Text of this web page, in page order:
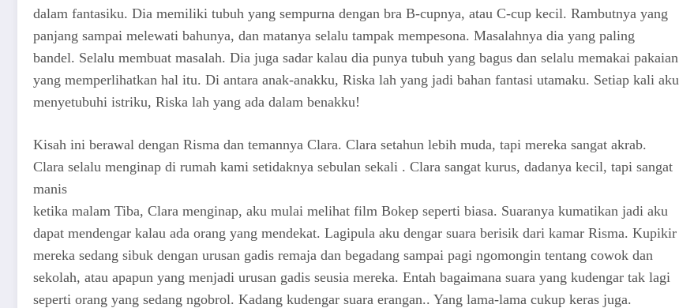
dalam fantasiku. Dia memiliki tubuh yang sempurna dengan bra B-cupnya, atau C-cup kecil. Rambutnya yang
panjang sampai melewati bahunya, dan matanya selalu tampak mempesona. Masalahnya dia yang paling
bandel. Selalu membuat masalah. Dia juga sadar kalau dia punya tubuh yang bagus dan selalu memakai pakaian
yang memperlihatkan hal itu. Di antara anak-anakku, Riska lah yang jadi bahan fantasi utamaku. Setiap kali aku
menyetubuhi istriku, Riska lah yang ada dalam benakku!
Kisah ini berawal dengan Risma dan temannya Clara. Clara setahun lebih muda, tapi mereka sangat akrab.
Clara selalu menginap di rumah kami setidaknya sebulan sekali . Clara sangat kurus, dadanya kecil, tapi sangat
manis
ketika malam Tiba, Clara menginap, aku mulai melihat film Bokep seperti biasa. Suaranya kumatikan jadi aku
dapat mendengar kalau ada orang yang mendekat. Lagipula aku dengar suara berisik dari kamar Risma. Kupikir
mereka sedang sibuk dengan urusan gadis remaja dan begadang sampai pagi ngomongin tentang cowok dan
sekolah, atau apapun yang menjadi urusan gadis seusia mereka. Entah bagaimana suara yang kudengar tak lagi
seperti orang yang sedang ngobrol. Kadang kudengar suara erangan.. Yang lama-lama cukup keras juga.